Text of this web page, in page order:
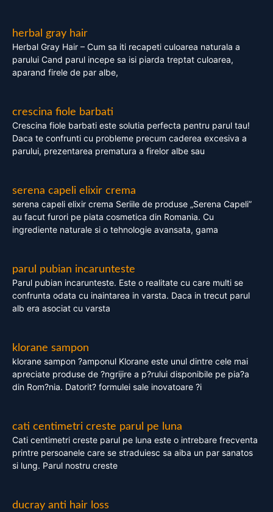
herbal gray hair
Herbal Gray Hair – Cum sa iti recapeti culoarea naturala a
parului Cand parul incepe sa isi piarda treptat culoarea,
aparand firele de par albe,
crescina fiole barbati
Crescina fiole barbati este solutia perfecta pentru parul tau!
Daca te confrunti cu probleme precum caderea excesiva a
parului, prezentarea prematura a firelor albe sau
serena capeli elixir crema
serena capeli elixir crema Seriile de produse „Serena Capeli”
au facut furori pe piata cosmetica din Romania. Cu
ingrediente naturale si o tehnologie avansata, gama
parul pubian incarunteste
Parul pubian incarunteste. Este o realitate cu care multi se
confrunta odata cu inaintarea in varsta. Daca in trecut parul
alb era asociat cu varsta
klorane sampon
klorane sampon ?amponul Klorane este unul dintre cele mai
apreciate produse de ?ngrijire a p?rului disponibile pe pia?a
din Rom?nia. Datorit? formulei sale inovatoare ?i
cati centimetri creste parul pe luna
Cati centimetri creste parul pe luna este o intrebare frecventa
printre persoanele care se straduiesc sa aiba un par sanatos
si lung. Parul nostru creste
ducray anti hair loss